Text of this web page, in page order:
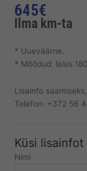
645€
Ilma km-ta
* Uueväärne.
* Mõõdud: laius
Lisainfo
Telefon: +372 56
Küsi lisainfot
Nimi